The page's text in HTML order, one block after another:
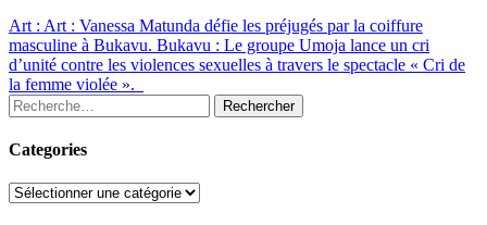
Art : Art : Vanessa Matunda défie les préjugés par la coiffure
masculine à Bukavu. Bukavu : Le groupe Umoja lance un cri
d’unité contre les violences sexuelles à travers le spectacle « Cri de
la femme violée ».
Rechercher :
Categories
Categories